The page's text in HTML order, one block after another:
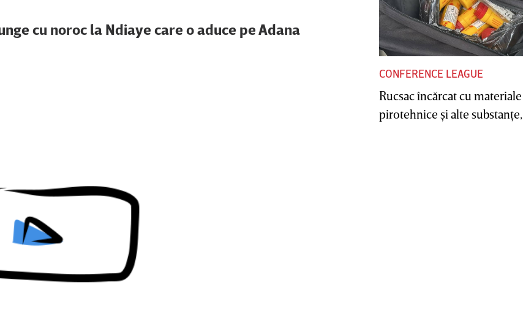
cu noroc la Ndiaye care o aduce pe Adana
CONFERENCE LEAGUE
Rucsac încărcat cu materiale
pirotehnice şi alte substanţe,